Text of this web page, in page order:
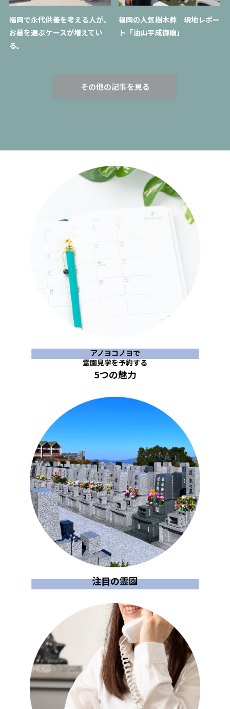
福岡で永代供養を考える人が、
お墓を選ぶケースが増えてい
る。
福岡の人気樹木葬 現地レポー
ト「油山平成御廟」
その他の記事を見る
アノヨコノヨで
霊園見学を予約する
5つの魅力
注目の霊園